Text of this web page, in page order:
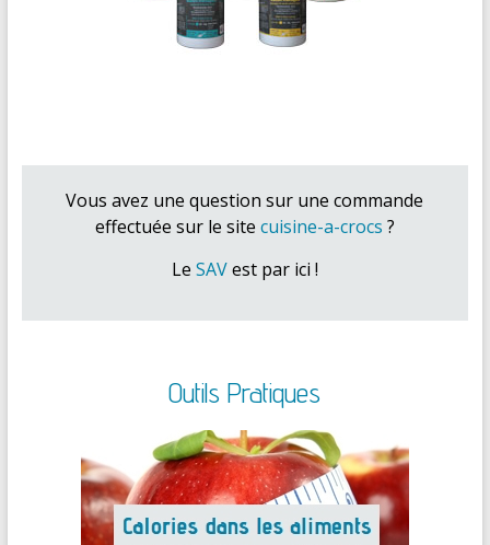
Vous avez une question sur une commande
effectuée sur le site cuisine-a-crocs ?
Le SAVest par ici !
Outils Pratiques